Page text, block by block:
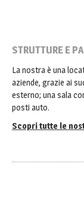
STRUTTURE E
La nostra è una
aziende, grazie ai
esterno; una sala
posti auto.
Scopri tutte le